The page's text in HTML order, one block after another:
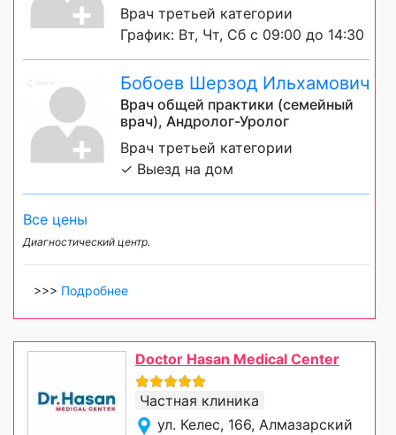
Врач третьей категории
График: Вт, Чт, Сб с 09:00 до 14:30
Бобоев Шерзод Ильхамович
Врач общей практики (семейный
врач), Андролог-Уролог
Врач третьей категории
✓ Выезд на дом
Все цены
Диагностический центр.
>>> Подробнее
Doctor Hasan Medical Center
Частная клиника
ул. Келес, 166, Алмазарский